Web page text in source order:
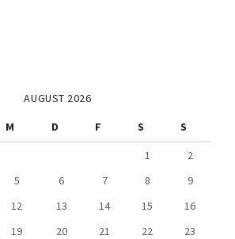
AUGUST 2026
M D F S
S
1
2
5 6 7 8
9
12 13 14 15
16
19 20 21 22
23